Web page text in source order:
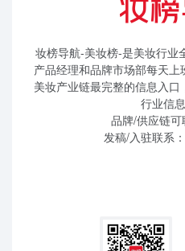
妆榜导航-美妆榜-是美妆行业
产品经理和品牌市场部每天
美妆产业链最完整的信息入
行业信息
品牌/供应链
发稿/入驻联系